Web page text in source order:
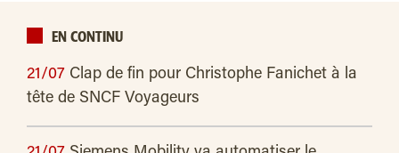
EN CONTINU
21/07 Clap de fin pour Christophe Fanichet à la
tête de SNCF Voyageurs